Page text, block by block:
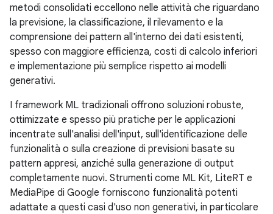
metodi consolidati eccellono nelle attività che riguardano
la previsione, la classificazione, il rilevamento e la
comprensione dei pattern all'interno dei dati esistenti,
spesso con maggiore efficienza, costi di calcolo inferiori
e implementazione più semplice rispetto ai modelli
generativi.
I framework ML tradizionali offrono soluzioni robuste,
ottimizzate e spesso più pratiche per le applicazioni
incentrate sull'analisi dell'input, sull'identificazione delle
funzionalità o sulla creazione di previsioni basate su
pattern appresi, anziché sulla generazione di output
completamente nuovi. Strumenti come ML Kit, LiteRT e
MediaPipe di Google forniscono funzionalità potenti
adattate a questi casi d'uso non generativi, in particolare